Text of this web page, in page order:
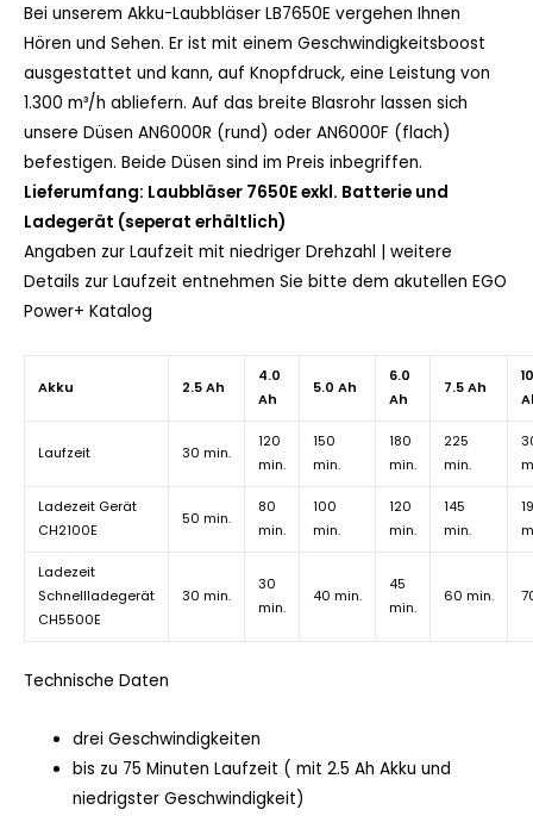
Bei unserem Akku-Laubbläser LB7650E vergehen Ihnen
Hören und Sehen. Er ist mit einem Geschwindigkeitsboost
ausgestattet und kann, auf Knopfdruck, eine Leistung von
1.300 m³/h abliefern. Auf das breite Blasrohr lassen sich
unsere Düsen AN6000R (rund) oder AN6000F (flach)
befestigen. Beide Düsen sind im Preis inbegriffen.
Lieferumfang: Laubbläser 7650E exkl. Batterie und
Ladegerät (seperat erhältlich)
Angaben zur Laufzeit mit niedriger Drehzahl | weitere
Details zur Laufzeit entnehmen Sie bitte dem akutellen EGO
Power+ Katalog
Akku 2.5 Ah
4.0
Ah
5.0 Ah
6.0
Ah
7.5 Ah
Laufzeit 30 min.
120
min.
150
min.
180
min.
225
min.
Ladezeit Gerät
CH2100E
50 min.
80
min.
100
min.
120
min.
145
min.
Ladezeit
Schnellladegerät
CH5500E
30 min.
30
min.
40 min.
45
min.
60 min.
Technische Daten
drei Geschwindigkeiten
bis zu 75 Minuten Laufzeit ( mit 2.5 Ah Akku und
niedrigster Geschwindigkeit)